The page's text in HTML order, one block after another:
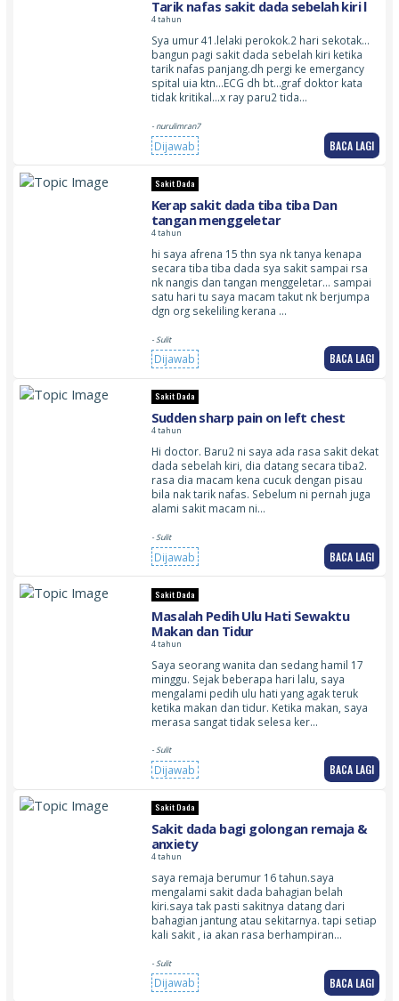
Tarik nafas sakit dada sebelah kiri l
4 tahun
Sya umur 41.lelaki perokok.2 hari sekotak…
bangun pagi sakit dada sebelah kiri ketika
tarik nafas panjang.dh pergi ke emergancy
spital uia ktn…ECG dh bt…graf doktor kata
tidak kritikal…x ray paru2 tida…
- nurulimran7
Dijawab BACA LAGI
Sakit Dada
Kerap sakit dada tiba tiba Dan
tangan menggeletar
4 tahun
hi saya afrena 15 thn sya nk tanya kenapa
secara tiba tiba dada sya sakit sampai rsa
nk nangis dan tangan menggeletar… sampai
satu hari tu saya macam takut nk berjumpa
dgn org sekeliling kerana …
- Sulit
Dijawab BACA LAGI
Sakit Dada
Sudden sharp pain on left chest
4 tahun
Hi doctor. Baru2 ni saya ada rasa sakit dekat
dada sebelah kiri, dia datang secara tiba2.
rasa dia macam kena cucuk dengan pisau
bila nak tarik nafas. Sebelum ni pernah juga
alami sakit macam ni…
- Sulit
Dijawab BACA LAGI
Sakit Dada
Masalah Pedih Ulu Hati Sewaktu
Makan dan Tidur
4 tahun
Saya seorang wanita dan sedang hamil 17
minggu. Sejak beberapa hari lalu, saya
mengalami pedih ulu hati yang agak teruk
ketika makan dan tidur. Ketika makan, saya
merasa sangat tidak selesa ker…
- Sulit
Dijawab BACA LAGI
Sakit Dada
Sakit dada bagi golongan remaja &
anxiety
4 tahun
saya remaja berumur 16 tahun.saya
mengalami sakit dada bahagian belah
kiri.saya tak pasti sakitnya datang dari
bahagian jantung atau sekitarnya. tapi setiap
kali sakit , ia akan rasa berhampiran…
- Sulit
Dijawab BACA LAGI